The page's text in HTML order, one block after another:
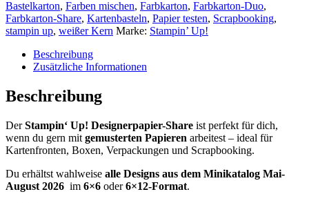
August
2026
Menge
Bastelkarton, Farben mischen, Farbkarton, Farbkarton-Duo,
Farbkarton-Share, Kartenbasteln, Papier testen, Scrapbooking,
stampin up, weißer Kern Marke: Stampin’ Up!
Beschreibung
Zusätzliche Informationen
Beschreibung
DerStampin‘ Up! Designerpapier-Share ist perfekt für dich,
wenn du gern mit gemusterten Papieren arbeitest – ideal für
Kartenfronten, Boxen, Verpackungen und Scrapbooking.
Du erhältst wahlweise alle Designs aus dem Minikatalog Mai-
August 2026 im 6×6 oder6×12-Format.